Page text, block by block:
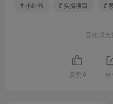
# 小红书
# 实操项目 #
喜欢就
点赞 0 分